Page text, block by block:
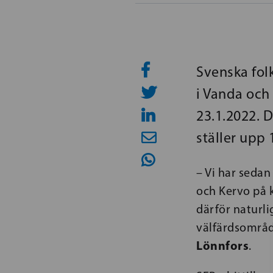
Svenska
i Vanda
23.1.2022.
ställer upp
– Vi har
och Kervo
därför
Lönnfors.